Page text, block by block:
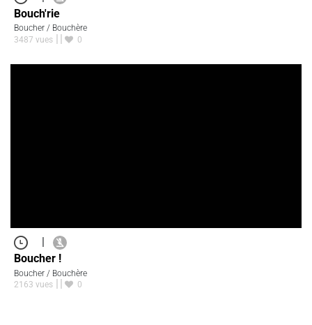
Bouch'rie
Boucher / Bouchère
3487 vues
0
|
Boucher !
Boucher / Bouchère
2163 vues
0